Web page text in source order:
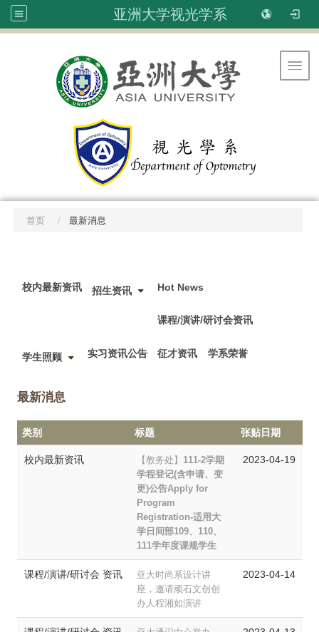
亚洲大学视光学系
首页 最新消息
校内最新资讯 招生资讯 Hot News
课程/演讲/研讨会资讯
学生照顾 实习资讯公告 征才资讯 学系荣誉
最新消息
类别 标题 张贴日期
校内最新资讯 【教务处】 111-2学期
学程登记(含申请、变
更)公告Apply for
Program
Registration-适用大
学日间部109、110、
111学年度课规学生
2023-04-19
课程/演讲/研讨会 资讯
亚大时尚系设计讲
座，邀请顽石文创创
办人程湘如演讲
2023-04-14